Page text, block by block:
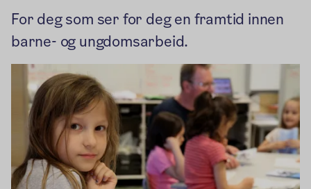
For deg som ser for deg en framtid innen
barne- og ungdomsarbeid.